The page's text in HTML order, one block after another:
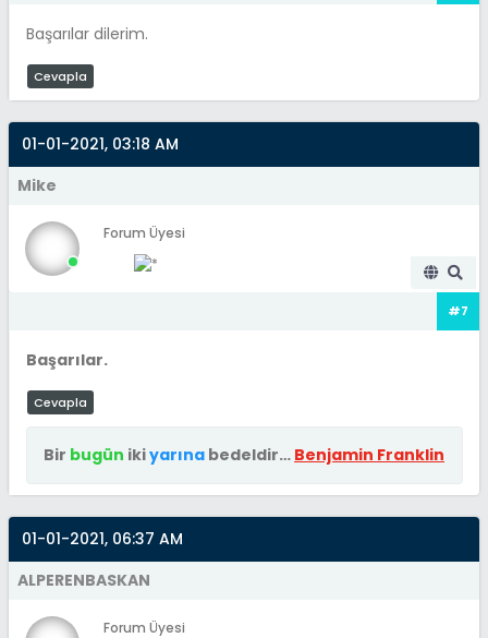
Başarılar dilerim.
Cevapla
01-01-2021, 03:18 AM
Mike
Forum Üyesi
#7
Başarılar.
Cevapla
Bir bugün ikiyarına bedeldir… Benjamin Franklin
01-01-2021, 06:37 AM
ALPERENBASKAN
Forum Üyesi